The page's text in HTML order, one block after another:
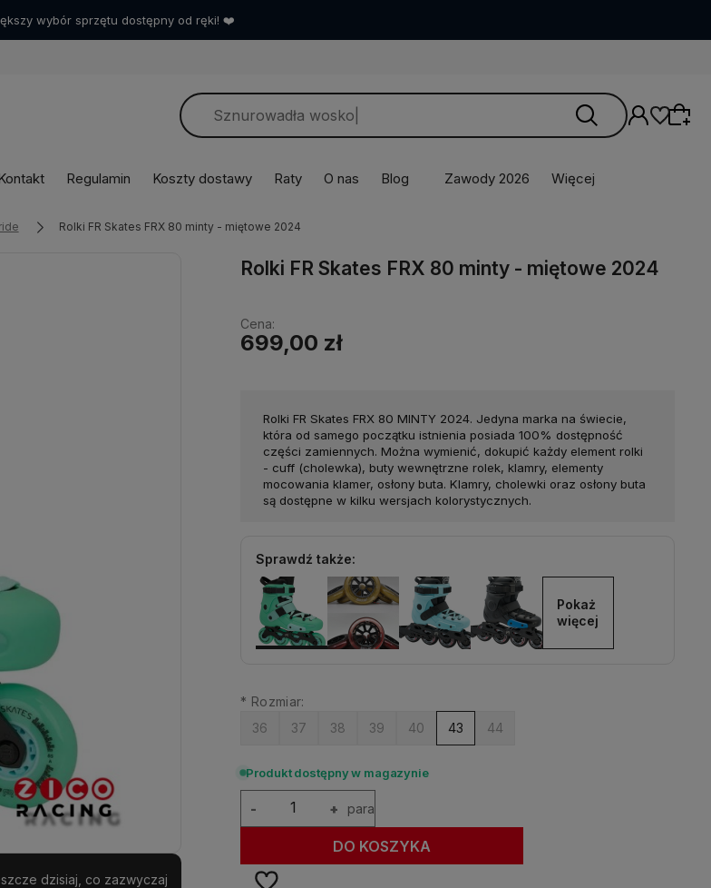
Dla wrotkarstwa w Polsce robimy bardzo wiele! ❤️
Regulamin Koszty dostawy Raty O nas Blog Zawody 2026 Więcej
Rolki FR Skates FRX 80 minty - miętowe 2024
dzisiaj, co zazwyczaj
Rolki FR Skates FRX 80 minty - miętowe 2024
Cena:
699,00 zł
Rolki FR Skates FRX 80 MINTY 2024. Jedyna marka na świecie,
która od samego początku istnienia posiada 100% dostępność
części zamiennych. Można wymienić, dokupić każdy element rolki
- cuff (cholewka), buty wewnętrzne rolek, klamry, elementy
mocowania klamer, osłony buta. Klamry, cholewki oraz osłony buta
są dostępne w kilku wersjach kolorystycznych.
Sprawdź także:
Pokaż
więcej
* Rozmiar:
36
37 38 39 40 43 44
Produkt dostępny w magazynie
+
- para
DO KOSZYKA